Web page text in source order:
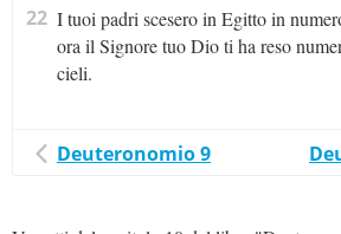
22 I tuoi padri scesero in Egitto in
ora il Signore tuo Dio ti ha reso
cieli.
Deuteronomio 9